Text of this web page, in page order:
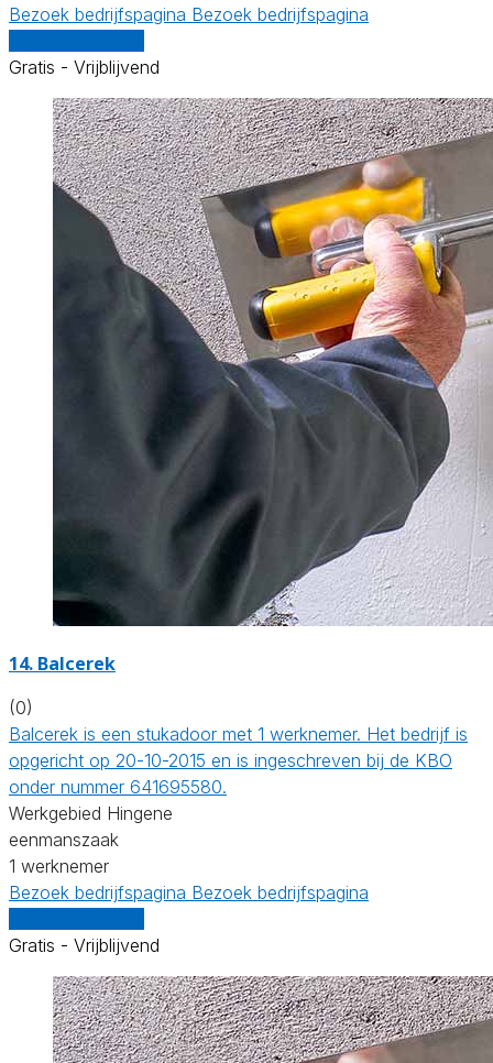
Bezoek bedrijfspagina Bezoek bedrijfspagina
Gratis - Vrijblijvend
14. Balcerek
(0)
Balcerek is een stukadoor met 1 werknemer. Het bedrijf is
opgericht op 20-10-2015 en is ingeschreven bij de KBO
onder nummer 641695580.
Werkgebied Hingene
eenmanszaak
1 werknemer
Bezoek bedrijfspagina Bezoek bedrijfspagina
Gratis - Vrijblijvend